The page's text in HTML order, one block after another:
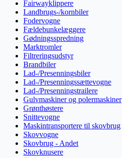
Fairwayklippere
Landbrugs-/kornbiler
Fodervogne
Fældebunkelæggere
Gødningsspredning
Marktromler
Filtreringsudstyr
Brandbiler
Lad-/Presenningsbiler
Lad-/Presenningssættevogne
Lad-/Presenningstrailere
Gulvmaskiner og polermaskiner
Grønthøstere
Snittevogne
Maskintransportere til skovbrug
Skovvogne
Skovbrug - Andet
Skovknusere